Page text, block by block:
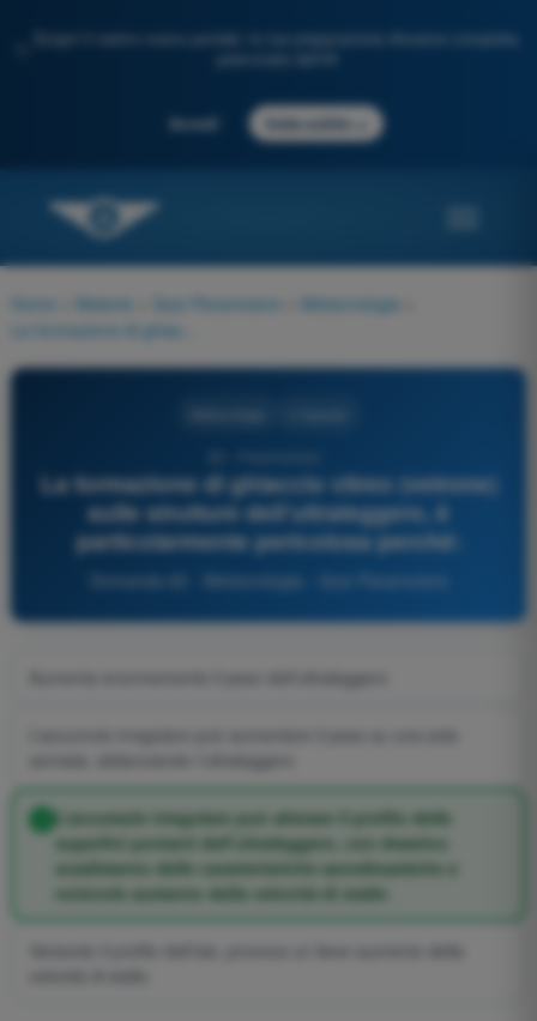
Scopri il nostro nuovo portale: la tua preparazione d'esame completa,
Accedi Inizia subito
Home Materie Quiz Paramotore Meteorologia
La formazione di ghiaccio vitreo (vetrone)
sulle strutture dell’ultraleggero, è
particolarmente pericolosa perché:
Aumenta enormemente il peso dell’ultraleggero
L’accumulo irregolare può alterare il profilo delle
superfici portanti dell’ultraleggero, con drastico
scadimento delle caratteristiche aerodinamiche e
notevole aumento della velocità di stallo